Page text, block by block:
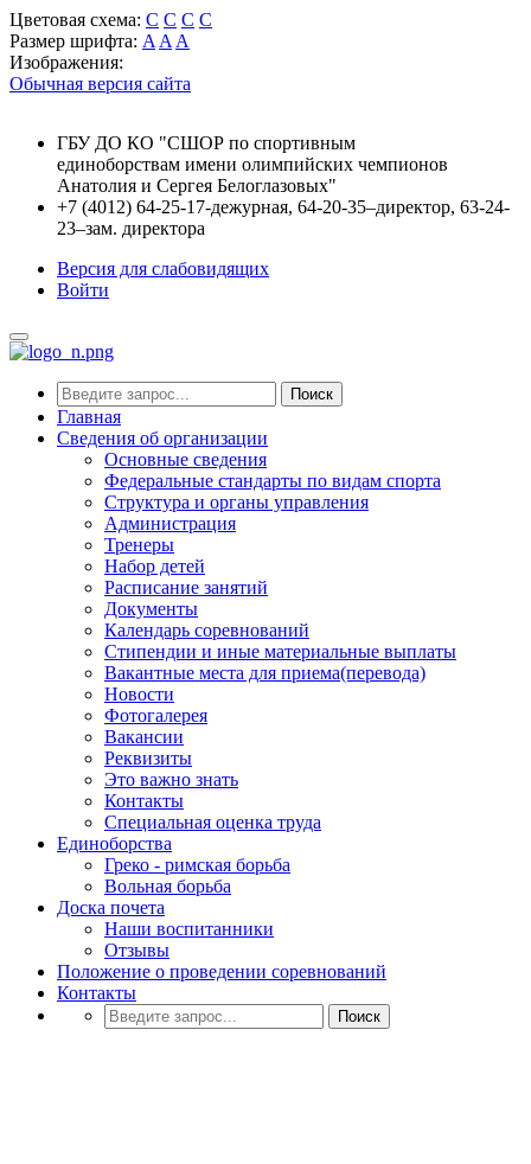
Цветовая схема: C C C C
Размер шрифта: A A A
Изображения:
Обычная версия сайта
ГБУ ДО КО "СШОР по спортивным
единоборствам имени олимпийских чемпионов
Анатолия и Сергея Белоглазовых"
+7 (4012) 64-25-17-дежурная, 64-20-35–директор, 63-24-
23–зам. директора
Версия для слабовидящих
Войти
Поиск
Главная
Сведения об организации
Основные сведения
Федеральные стандарты по видам спорта
Структура и органы управления
Администрация
Тренеры
Набор детей
Расписание занятий
Документы
Календарь соревнований
Стипендии и иные материальные выплаты
Вакантные места для приема(перевода)
Новости
Фотогалерея
Вакансии
Реквизиты
Это важно знать
Контакты
Специальная оценка труда
Единоборства
Греко - римская борьба
Вольная борьба
Доска почета
Наши воспитанники
Отзывы
Положение о проведении соревнований
Контакты
Поиск